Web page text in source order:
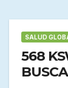
SALUD
568